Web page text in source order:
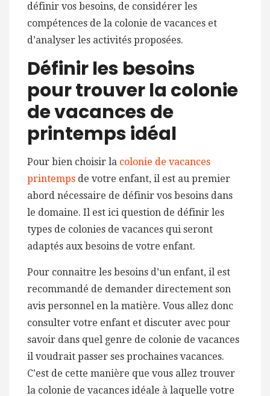
définir vos besoins, de considérer les
compétences de la colonie de vacances et
d’analyser les activités proposées.
Définir les besoins
pour trouver la colonie
de vacances de
printemps idéal
Pour bien choisir la colonie de vacances
printemps de votre enfant, il est au premier
abord nécessaire de définir vos besoins dans
le domaine. Il est ici question de définir les
types de colonies de vacances qui seront
adaptés aux besoins de votre enfant.
Pour connaitre les besoins d’un enfant, il est
recommandé de demander directement son
avis personnel en la matière. Vous allez donc
consulter votre enfant et discuter avec pour
savoir dans quel genre de colonie de vacances
il voudrait passer ses prochaines vacances.
C’est de cette manière que vous allez trouver
la colonie de vacances idéale à laquelle votre